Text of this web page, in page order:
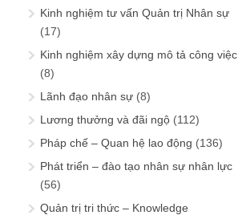
Kinh nghiệm tư vấn Quản trị Nhân sự
(17)
Kinh nghiệm xây dựng mô tả công việc
(8)
Lãnh đạo nhân sự (8)
Lương thưởng và đãi ngộ (112)
Pháp chế – Quan hệ lao động (136)
Phát triển – đào tạo nhân sự nhân lực
(56)
Quản trị tri thức – Knowledge